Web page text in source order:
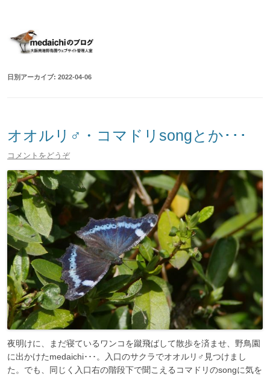
日別アーカイブ: 2022-04-06
オオルリ♂・コマドリsongとか･･･
コメントをどうぞ
夜明けに、まだ寝ているワンコを蹴飛ばして散歩を済ませ、野鳥園
に出かけたmedaichi･･･。入口のサクラでオオルリ♂見つけまし
た。でも、同じく入口右の階段下で聞こえるコマドリのsongに気を